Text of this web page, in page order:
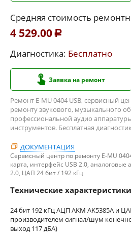
Средняя стоимость
4 529.00 Р
Диагностика: Бесплатно
Заявка на ремонт
Ремонт E-MU 0404 USB, сервисный
ремонту звукового, музыкального
профессиональной аудио
инструментов. Бесплатная
ДОКУМЕНТАЦИЯ
Сервисный центр по ремонту E-MU
карта, интерфейс USB 2.0, аналоговые
2.0, ЦАП 24 бит / 192 кГц
Технические характеристики
24 бит 192 кГц АЦП AKM AK5385A и
производителем сигнал/шум
выход 117 дБА)